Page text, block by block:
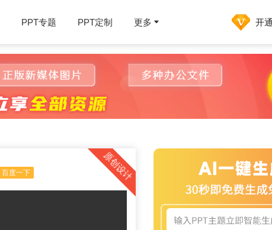
PPT专题 PPT定制 更多 开
原创设计